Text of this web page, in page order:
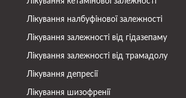
Лікування налбуфінової залежності
Лікування залежності від гідазепаму
Лікування залежності від трамадолу
Лікування депресії
Лікування шизофренії